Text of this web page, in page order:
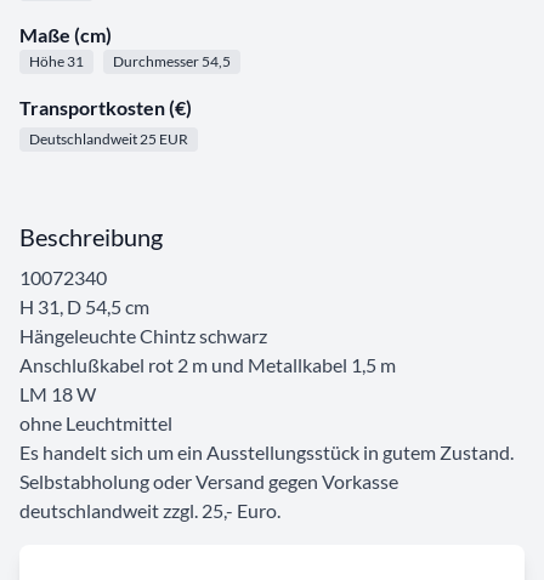
Maße (cm)
Höhe 31 Durchmesser 54,5
Transportkosten (€)
Deutschlandweit 25 EUR
Beschreibung
10072340
H 31, D 54,5 cm
Hängeleuchte Chintz schwarz
Anschlußkabel rot 2 m und Metallkabel 1,5 m
LM 18 W
ohne Leuchtmittel
Es handelt sich um ein Ausstellungsstück in gutem Zustand.
Selbstabholung oder Versand gegen Vorkasse
deutschlandweit zzgl. 25,- Euro.